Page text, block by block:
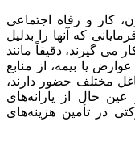
کار و رفاه اجتماعی
که آنها را بدلیل
گیرند، دقیقاً مانند
یا بیمه، از منابع
مختلف حضور دارند،
حال از یارانه‌های
در تأمین هزینه‌های